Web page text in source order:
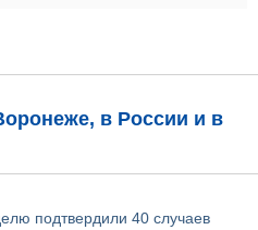
в России и в
подтвердили 40 случаев